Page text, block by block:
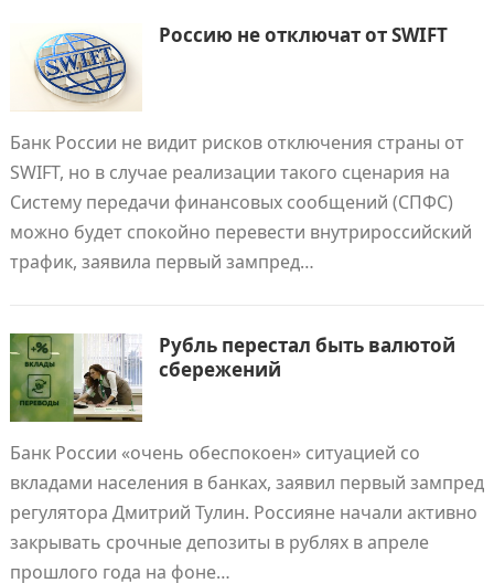
Россию не отключат от SWIFT
Банк России не видит рисков отключения страны от
SWIFT, но в случае реализации такого сценария на
Систему передачи финансовых сообщений (СПФС)
можно будет спокойно перевести внутрироссийский
трафик, заявила первый зампред…
Рубль перестал быть валютой
сбережений
Банк России «очень обеспокоен» ситуацией со
вкладами населения в банках, заявил первый зампред
регулятора Дмитрий Тулин. Россияне начали активно
закрывать срочные депозиты в рублях в апреле
прошлого года на фоне…